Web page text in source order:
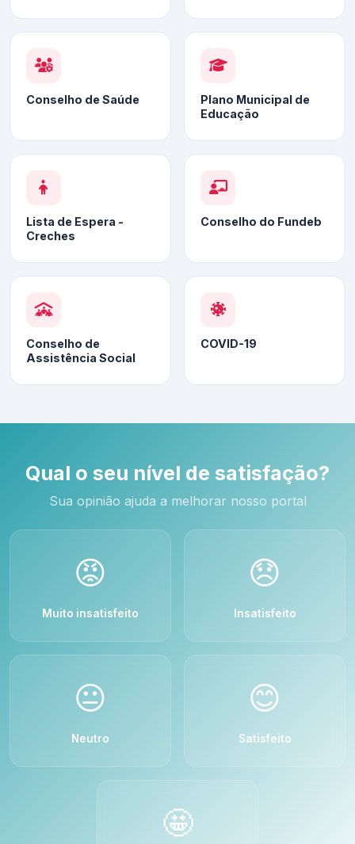
Conselho de Saúde
Plano Municipal de
Educação
Lista de Espera -
Creches
Conselho do Fundeb
Conselho de
Assistência Social
COVID-19
Qual o seu nível de satisfação?
Sua opinião ajuda a melhorar nosso portal
😡
Muito insatisfeito
😞
Insatisfeito
😐
Neutro
😊
Satisfeito
🤩